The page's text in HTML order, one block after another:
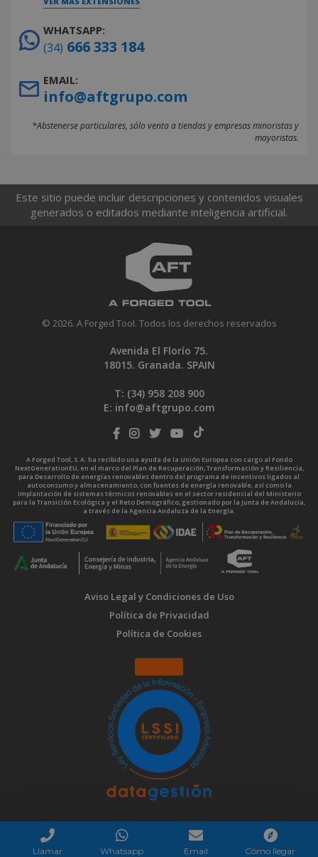
Llamar Whatsapp Email Cómo llegar
WHATSAPP:
(34) 666 333 184
EMAIL:
info@aftgrupo.com
*Abstenerse particulares, sólo venta a tiendas y empresas minoristas y
mayoristas.
Este sitio puede incluir descripciones y contenidos visuales
generados o editados mediante inteligencia artificial.
© 2026. A Forged Tool. Todos los derechos reservados
Avenida El Florío 75.
18015. Granada. SPAIN
T: (34) 958 208 900
E: info@aftgrupo.com
A Forged Tool, S.A. ha recibido una ayuda de la Unión Europea con cargo al Fondo
NextGenerationEU, en el marco del Plan de Recuperación, Transformación y Resiliencia,
para Desarrollo de energías renovables dentro del programa de incentivos ligados al
autoconsumo y almacenamiento, con fuentes de energía renovable, así como la
implantación de sistemas térmicos renovables en el sector residencial del Ministerio
para la Transición Ecológica y el Reto Demográfico, gestionado por la Junta de Andalucía,
a través de la Agencia Andaluza de la Energía.
Aviso Legal y Condiciones de Uso
Política de Privacidad
Política de Cookies